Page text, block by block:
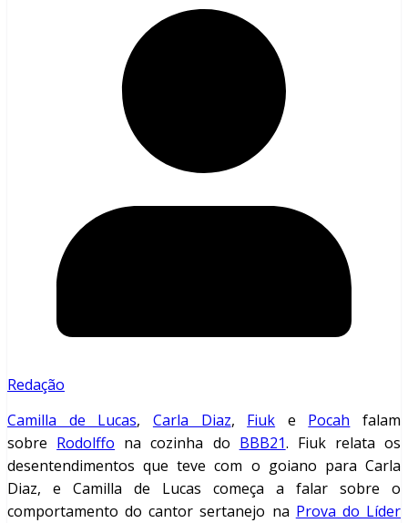
Redação
Camilla de Lucas, Carla Diaz, Fiuk e Pocah falam
sobre Rodolffo na cozinha do BBB21. Fiuk relata os
desentendimentos que teve com o goiano para Carla
Diaz, e Camilla de Lucas começa a falar sobre o
comportamento do cantor sertanejo na Prova do Líder